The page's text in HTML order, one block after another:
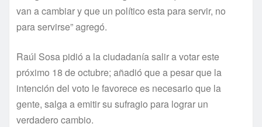
van a cambiar y que un político esta para servir, no
para servirse” agregó.
Raúl Sosa pidió a la ciudadanía salir a votar este
próximo 18 de octubre; añadió que a pesar que la
intención del voto le favorece es necesario que la
gente, salga a emitir su sufragio para lograr un
verdadero cambio.